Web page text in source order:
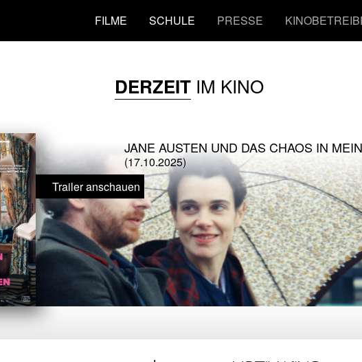
FILME SCHULE PRESSE
DERZEITIM KINO
JANE AUSTEN UND DAS CHAOS IN
(17.10.2025)
Trailer anschauen